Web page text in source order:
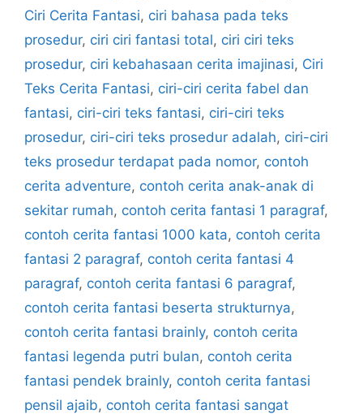
Ciri Cerita Fantasi, ciri bahasa pada teks
prosedur, ciri ciri fantasi total, ciri ciri teks
prosedur, ciri kebahasaan cerita imajinasi, Ciri
Teks Cerita Fantasi, ciri-ciri cerita fabel dan
fantasi, ciri-ciri teks fantasi, ciri-ciri teks
prosedur, ciri-ciri teks prosedur adalah, ciri-ciri
teks prosedur terdapat pada nomor, contoh
cerita adventure, contoh cerita anak-anak di
sekitar rumah, contoh cerita fantasi 1 paragraf,
contoh cerita fantasi 1000 kata, contoh cerita
fantasi 2 paragraf, contoh cerita fantasi 4
paragraf, contoh cerita fantasi 6 paragraf,
contoh cerita fantasi beserta strukturnya,
contoh cerita fantasi brainly, contoh cerita
fantasi legenda putri bulan, contoh cerita
fantasi pendek brainly, contoh cerita fantasi
pensil ajaib, contoh cerita fantasi sangat